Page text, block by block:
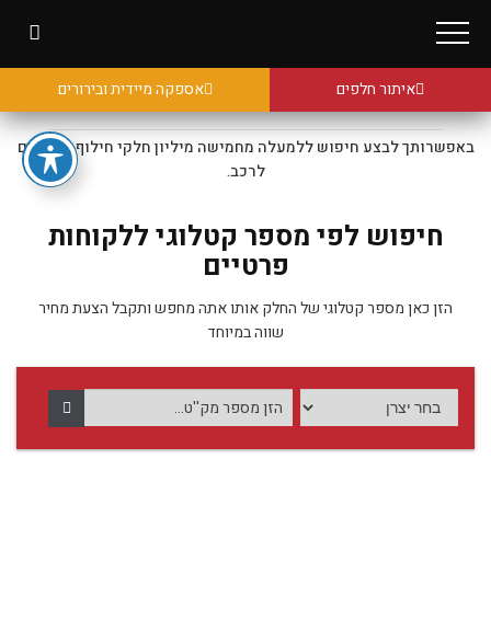
איתור חלפים אספקה מיידית ובירורים
באפשרותך לבצע חיפוש ללמעלה מחמישה מיליון חלקי חילוף מקוריים
לרכב.
חיפוש לפי מספר קטלוגי ללקוחות
פרטיים
הזן כאן מספר קטלוגי של החלק אותו אתה מחפש ותקבל הצעת מחיר
שווה במיוחד